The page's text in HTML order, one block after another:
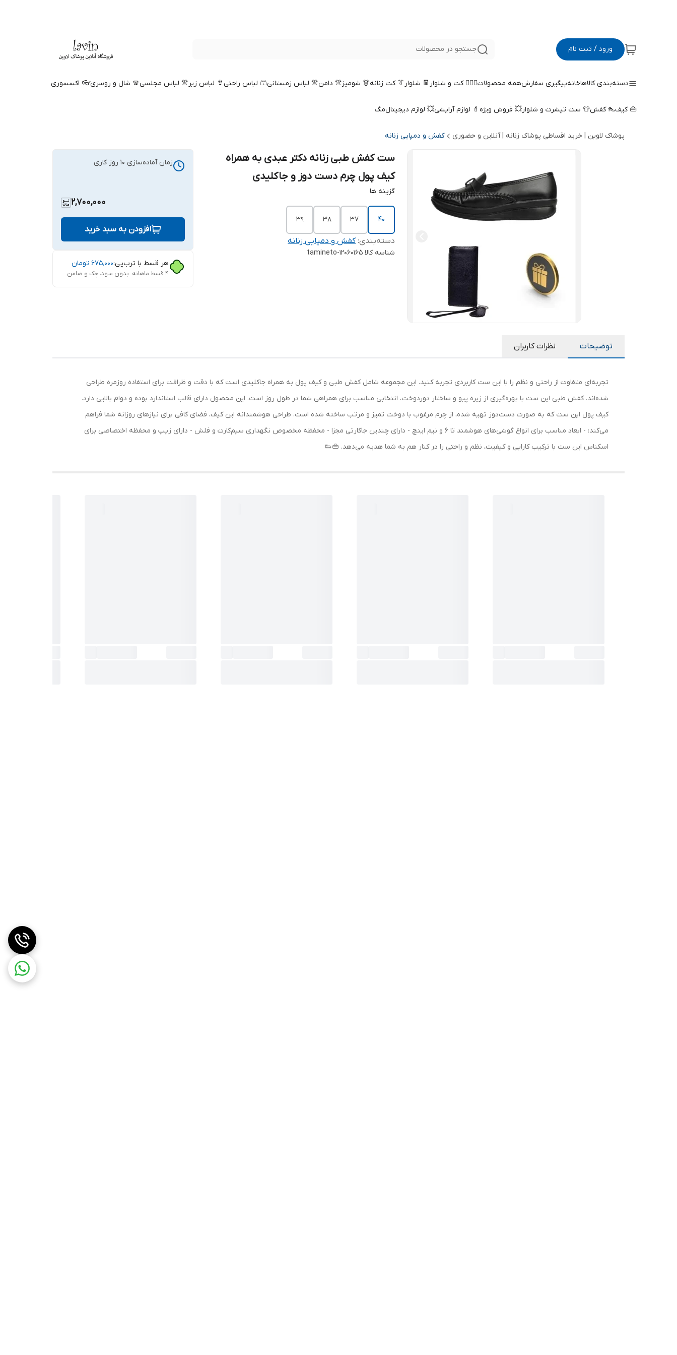
ورود / ثبت نام جستجو در محصولات
دسته‌بندی کالاهاخانهپیگیری سفارشهمه محصولات🤵🏻‍♀️ کت و شلوار 👖 شلوار👔 کت زنانه👗 شومیز👚 دامن👚 لباس زمستانی🩳 لباس راحتی👙 لباس زیر👚 لباس مجلسی🧣 شال و روسری👓 اکسسوری
👜 کیف👠 کفش👕 ست تیشرت و شلوار💥 فروش ویژه 💄 لوازم آرایشی💥 لوازم دیجیتالمگ
پوشاک لاوین | خرید اقساطی پوشاک زنانه | آنلاین و حضوری کفش و دمپایی زنانه
ست کفش طبی زنانه دکتر عبدی به همراه
کیف پول چرم دست دوز و جاکلیدی
گزینه ها
40
37
38
39
دسته‌بندی:کفش و دمپایی زنانه
شناسه کالا tamineto-12060165
زمان آماده‌سازی 10 روز کاری
2,700,000
افزودن به سبد خرید
هر قسط با ترب‌پی:۶۷۵٬۰۰۰ تومان
۴ قسط ماهانه. بدون سود، چک و ضامن.
توضیحات نظرات کاربران
تجربه‌ای متفاوت از راحتی و نظم را با این ست کاربردی تجربه کنید. این مجموعه شامل کفش طبی و کیف پول به همراه جاکلیدی است که با دقت و ظرافت برای استفاده روزمره طراحی
شده‌اند. کفش طبی این ست با بهره‌گیری از زیره پیو و ساختار دوردوخت، انتخابی مناسب برای همراهی شما در طول روز است. این محصول دارای قالب استاندارد بوده و دوام بالایی دارد.
کیف پول این ست که به صورت دست‌دوز تهیه شده، از چرم مرغوب با دوخت تمیز و مرتب ساخته شده است. طراحی هوشمندانه این کیف، فضای کافی برای نیازهای روزانه شما فراهم
می‌کند: - ابعاد مناسب برای انواع گوشی‌های هوشمند تا 6 و نیم اینچ - دارای چندین جاکارتی مجزا - محفظه مخصوص نگهداری سیم‌کارت و فلش - دارای زیپ و محفظه اختصاصی برای
اسکناس این ست با ترکیب کارایی و کیفیت، نظم و راحتی را در کنار هم به شما هدیه می‌دهد. 👜👟